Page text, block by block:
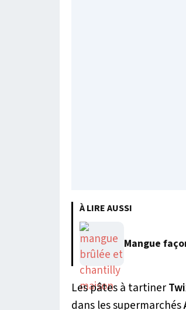
À LIRE AUSSI
Mangue
Les pâtes à tartiner
dans les supermarchés